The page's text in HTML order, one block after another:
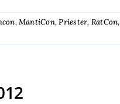
,MantiCon,Priester, RatCon,